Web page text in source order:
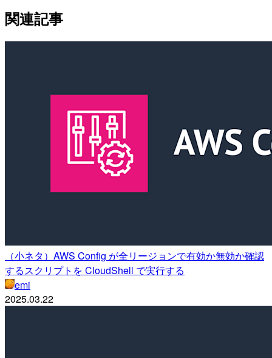
関連記事
（小ネタ）AWS Config が全リージョンで有効か無効か確認
するスクリプトを CloudShell で実行する
emi
2025.03.22